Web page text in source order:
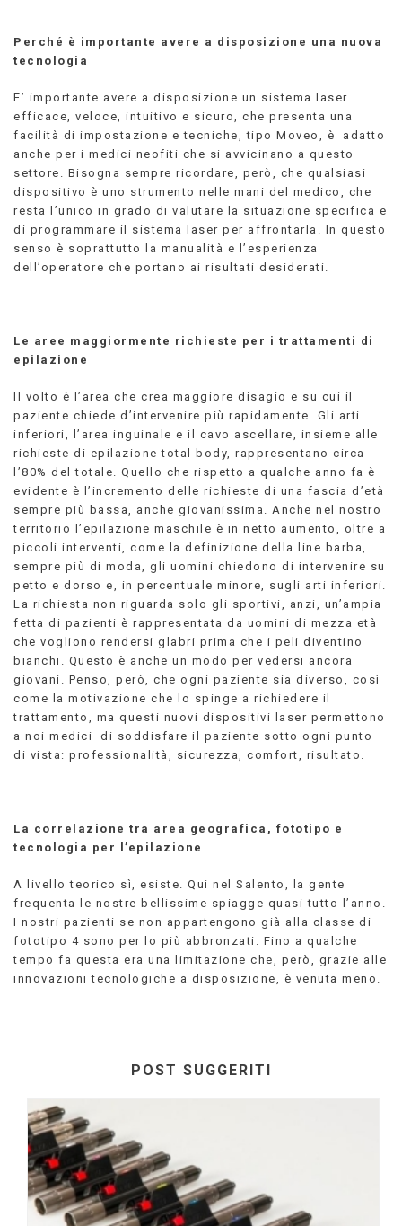
Perché è importante avere a disposizione una nuova
tecnologia
E’ importante avere a disposizione un sistema laser
efficace, veloce, intuitivo e sicuro, che presenta una
facilità di impostazione e tecniche, tipo Moveo, è adatto
anche per i medici neofiti che si avvicinano a questo
settore. Bisogna sempre ricordare, però, che qualsiasi
dispositivo è uno strumento nelle mani del medico, che
resta l’unico in grado di valutare la situazione specifica e
di programmare il sistema laser per affrontarla. In questo
senso è soprattutto la manualità e l’esperienza
dell’operatore che portano ai risultati desiderati.
Le aree maggiormente richieste per i trattamenti di
epilazione
Il volto è l’area che crea maggiore disagio e su cui il
paziente chiede d’intervenire più rapidamente. Gli arti
inferiori, l’area inguinale e il cavo ascellare, insieme alle
richieste di epilazione total body, rappresentano circa
l’80% del totale. Quello che rispetto a qualche anno fa è
evidente è l’incremento delle richieste di una fascia d’età
sempre più bassa, anche giovanissima. Anche nel nostro
territorio l’epilazione maschile è in netto aumento, oltre a
piccoli interventi, come la definizione della line barba,
sempre più di moda, gli uomini chiedono di intervenire su
petto e dorso e, in percentuale minore, sugli arti inferiori.
La richiesta non riguarda solo gli sportivi, anzi, un’ampia
fetta di pazienti è rappresentata da uomini di mezza età
che vogliono rendersi glabri prima che i peli diventino
bianchi. Questo è anche un modo per vedersi ancora
giovani. Penso, però, che ogni paziente sia diverso, così
come la motivazione che lo spinge a richiedere il
trattamento, ma questi nuovi dispositivi laser permettono
a noi medici di soddisfare il paziente sotto ogni punto
di vista: professionalità, sicurezza, comfort, risultato.
La correlazione tra area geografica, fototipo e
tecnologia per l’epilazione
A livello teorico sì, esiste. Qui nel Salento, la gente
frequenta le nostre bellissime spiagge quasi tutto l’anno.
I nostri pazienti se non appartengono già alla classe di
fototipo 4 sono per lo più abbronzati. Fino a qualche
tempo fa questa era una limitazione che, però, grazie alle
innovazioni tecnologiche a disposizione, è venuta meno.
POST SUGGERITI